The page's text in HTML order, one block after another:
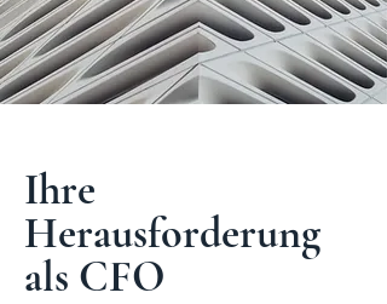
Ihre
Herausforderung
als CFO